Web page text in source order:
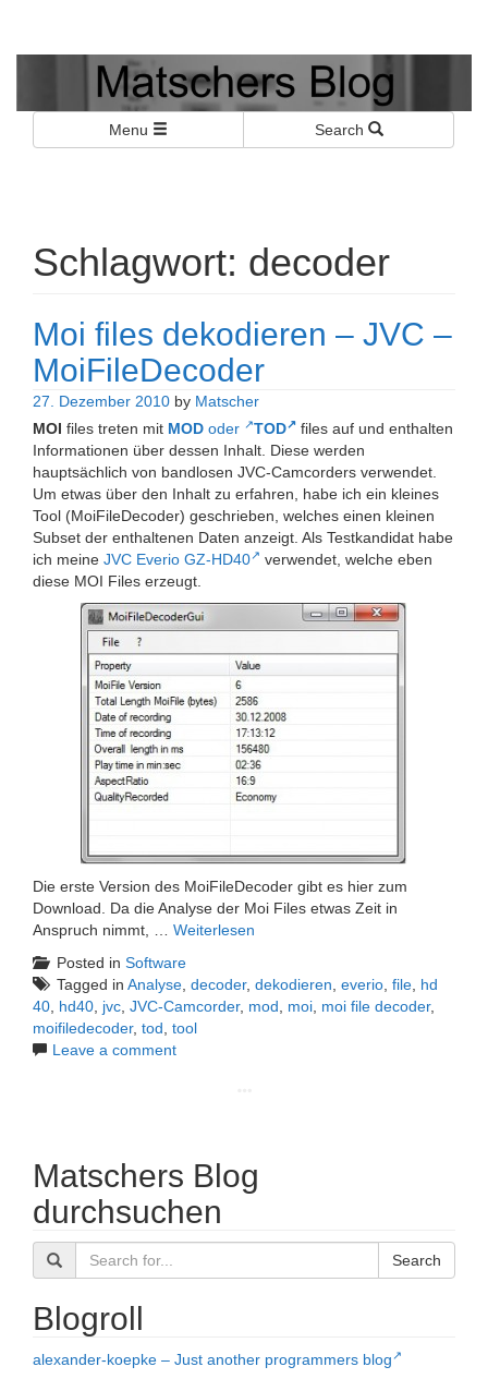
Matschers Blog
Menu Search
Schlagwort: decoder
Moi files dekodieren – JVC –
MoiFileDecoder
27. Dezember 2010 by Matscher
MOI files treten mit MOD oder TOD
files auf und enthalten
Informationen über dessen Inhalt. Diese werden
hauptsächlich von bandlosen JVC-Camcorders verwendet.
Um etwas über den Inhalt zu erfahren, habe ich ein kleines
Tool (MoiFileDecoder) geschrieben, welches einen kleinen
Subset der enthaltenen Daten anzeigt. Als Testkandidat habe
ich meine JVC Everio GZ-HD40
verwendet, welche eben
diese MOI Files erzeugt.
Die erste Version des MoiFileDecoder gibt es hier zum
Download. Da die Analyse der Moi Files etwas Zeit in
Anspruch nimmt, … Weiterlesen
Posted in Software
Tagged in Analyse, decoder, dekodieren, everio, file, hd
40, hd40, jvc, JVC-Camcorder, mod, moi, moi file decoder,
moifiledecoder, tod, tool
Leave a comment
Matschers Blog
durchsuchen
Search
Blogroll
alexander-koepke – Just another programmers blog